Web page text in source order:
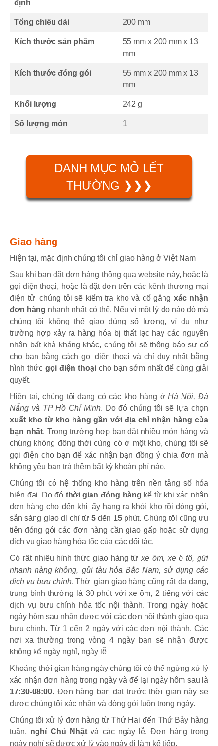
định
Tổng chiều dài 200 mm
Kích thước sản phẩm 55 mm x 200 mm x 13
mm
Kích thước đóng gói
55 mm x 200 mm x 13
mm
Khối lượng 242 g
Số lượng món 1
DANH MỤC MỎ LẾT
THƯỜNG ❯❯❯
Giao hàng
Hiện tại, mặc định chúng tôi chỉ giao hàng ở Việt Nam
Sau khi bạn đặt đơn hàng thông qua website này, hoặc là
gọi điện thoại, hoặc là đặt đơn trên các kênh thương mại
điện tử, chúng tôi sẽ kiểm tra kho và cố gắng xác nhận
đơn hàng nhanh nhất có thể. Nếu vì một lý do nào đó mà
chúng tôi không thể giao đúng số lượng, ví dụ như
trường hợp xảy ra hàng hóa bị thất lạc hay các nguyên
nhân bất khả kháng khác, chúng tôi sẽ thông báo sự cố
cho bạn bằng cách gọi điện thoại và chỉ duy nhất bằng
hình thức gọi điện thoại cho bạn sớm nhất để cùng giải
quyết.
Hiện tại, chúng tôi đang có các kho hàng ởHà Nội, Đà
Nẵng và TP Hồ Chí Minh. Do đó chúng tôi sẽ lựa chọn
xuất kho từ kho hàng gần với địa chỉ nhận hàng của
bạn nhất. Trong trường hợp bạn đặt nhiều món hàng và
chúng không đồng thời cùng có ở một kho, chúng tôi sẽ
gọi điện cho bạn để xác nhận bạn đồng ý chia đơn mà
không yêu bạn trả thêm bất kỳ khoản phí nào.
Chúng tôi có hệ thống kho hàng trên nền tảng số hóa
hiện đại. Do đó thời gian đóng hàng kể từ khi xác nhận
đơn hàng cho đến khi lấy hàng ra khỏi kho rồi đóng gói,
sẵn sàng giao đi chỉ từ 5đến 15 phút. Chúng tôi cũng ưu
tiên đóng gói các đơn hàng cần giao gấp hoặc sử dụng
dịch vụ giao hàng hỏa tốc của các đối tác.
Có rất nhiều hình thức giao hàng từxe ôm, xe ô tô, gửi
nhanh hàng không, gửi tàu hỏa Bắc Nam, sử dụng các
dịch vụ bưu chính. Thời gian giao hàng cũng rất đa dạng,
trung bình thường là 30 phút với xe ôm, 2 tiếng với các
dịch vụ bưu chính hỏa tốc nội thành. Trong ngày hoặc
ngày hôm sau nhận được với các đơn nội thành giao qua
bưu chính. Từ 1 đến 2 ngày với các đơn nội thành. Các
nơi xa thường trong vòng 4 ngày bạn sẽ nhận được
không kể ngày nghỉ, ngày lễ
Khoảng thời gian hàng ngày chúng tôi có thể ngừng xử lý
xác nhận đơn hàng trong ngày và để lại ngày hôm sau là
17:30-08:00. Đơn hàng bạn đặt trước thời gian này sẽ
được chúng tôi xác nhận và đóng gói luôn trong ngày.
Chúng tôi xử lý đơn hàng từ Thứ Hai đến Thứ Bảy hàng
tuần, nghỉ Chủ Nhậtvà các ngày lễ. Đơn hàng trong
ngày nghỉ sẽ được xử lý vào ngày đi làm kế tiếp.